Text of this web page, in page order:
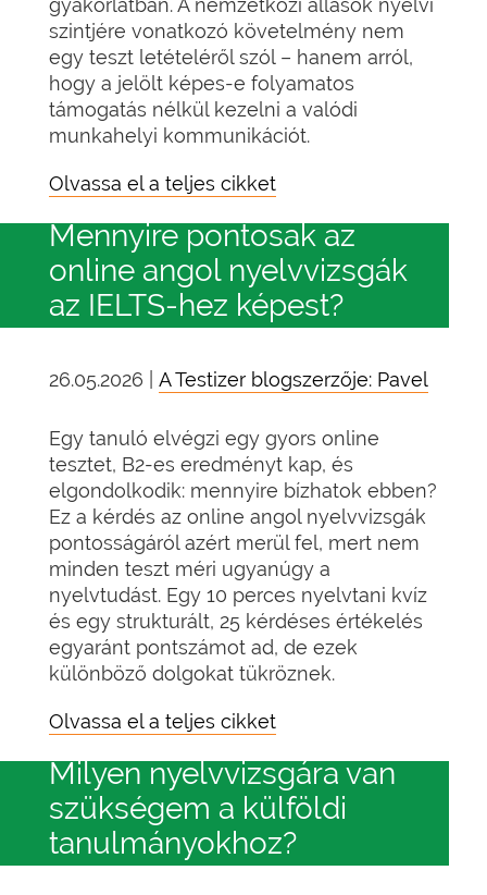
gyakorlatban. A nemzetközi állások nyelvi
szintjére vonatkozó követelmény nem
egy teszt letételéről szól – hanem arról,
hogy a jelölt képes-e folyamatos
támogatás nélkül kezelni a valódi
munkahelyi kommunikációt.
Olvassa el a teljes cikket
Mennyire pontosak az
online angol nyelvvizsgák
az IELTS-hez képest?
26.05.2026 | A Testizer blogszerzője: Pavel
Egy tanuló elvégzi egy gyors online
tesztet, B2-es eredményt kap, és
elgondolkodik: mennyire bízhatok ebben?
Ez a kérdés az online angol nyelvvizsgák
pontosságáról azért merül fel, mert nem
minden teszt méri ugyanúgy a
nyelvtudást. Egy 10 perces nyelvtani kvíz
és egy strukturált, 25 kérdéses értékelés
egyaránt pontszámot ad, de ezek
különböző dolgokat tükröznek.
Olvassa el a teljes cikket
Milyen nyelvvizsgára van
szükségem a külföldi
tanulmányokhoz?